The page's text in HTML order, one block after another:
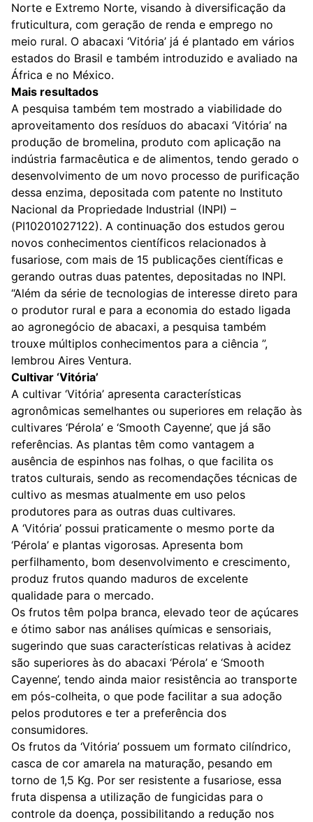
Norte e Extremo Norte, visando à diversificação da
fruticultura, com geração de renda e emprego no
meio rural. O abacaxi ‘Vitória’ já é plantado em vários
estados do Brasil e também introduzido e avaliado na
África e no México.
Mais resultados
A pesquisa também tem mostrado a viabilidade do
aproveitamento dos resíduos do abacaxi ‘Vitória’ na
produção de bromelina, produto com aplicação na
indústria farmacêutica e de alimentos, tendo gerado o
desenvolvimento de um novo processo de purificação
dessa enzima, depositada com patente no Instituto
Nacional da Propriedade Industrial (INPI) –
(PI10201027122). A continuação dos estudos gerou
novos conhecimentos científicos relacionados à
fusariose, com mais de 15 publicações científicas e
gerando outras duas patentes, depositadas no INPI.
“Além da série de tecnologias de interesse direto para
o produtor rural e para a economia do estado ligada
ao agronegócio de abacaxi, a pesquisa também
trouxe múltiplos conhecimentos para a ciência ”,
lembrou Aires Ventura.
Cultivar ‘Vitória’
A cultivar ‘Vitória’ apresenta características
agronômicas semelhantes ou superiores em relação às
cultivares ‘Pérola’ e ‘Smooth Cayenne’, que já são
referências. As plantas têm como vantagem a
ausência de espinhos nas folhas, o que facilita os
tratos culturais, sendo as recomendações técnicas de
cultivo as mesmas atualmente em uso pelos
produtores para as outras duas cultivares.
A ‘Vitória’ possui praticamente o mesmo porte da
‘Pérola’ e plantas vigorosas. Apresenta bom
perfilhamento, bom desenvolvimento e crescimento,
produz frutos quando maduros de excelente
qualidade para o mercado.
Os frutos têm polpa branca, elevado teor de açúcares
e ótimo sabor nas análises químicas e sensoriais,
sugerindo que suas características relativas à acidez
são superiores às do abacaxi ‘Pérola’ e ‘Smooth
Cayenne’, tendo ainda maior resistência ao transporte
em pós-colheita, o que pode facilitar a sua adoção
pelos produtores e ter a preferência dos
consumidores.
Os frutos da ‘Vitória’ possuem um formato cilíndrico,
casca de cor amarela na maturação, pesando em
torno de 1,5 Kg. Por ser resistente a fusariose, essa
fruta dispensa a utilização de fungicidas para o
controle da doença, possibilitando a redução nos